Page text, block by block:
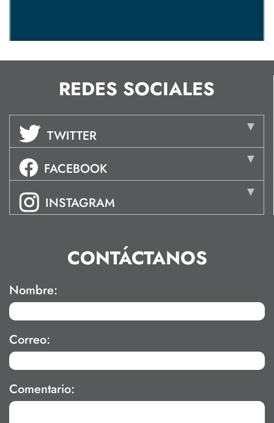
REDES SOCIALES
TWITTER
FACEBOOK
INSTAGRAM
CONTÁCTANOS
Nombre:
Correo:
Comentario: